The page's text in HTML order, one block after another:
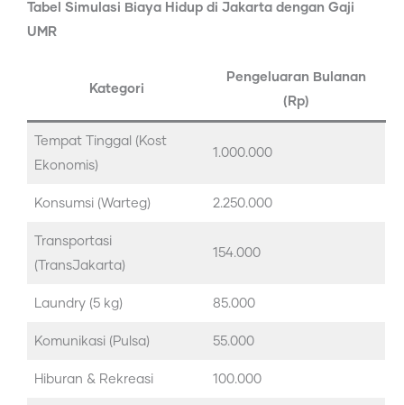
Tabel Simulasi Biaya Hidup di Jakarta dengan Gaji
UMR
Kategori
Pengeluaran Bulanan
(Rp)
Tempat Tinggal (Kost
Ekonomis)
1.000.000
Konsumsi (Warteg) 2.250.000
Transportasi
(TransJakarta)
154.000
Laundry (5 kg) 85.000
Komunikasi (Pulsa) 55.000
Hiburan & Rekreasi 100.000